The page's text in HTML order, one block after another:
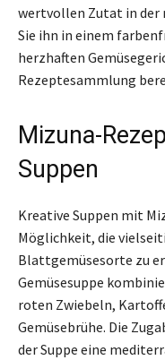
wertvollen Zutat in der
Sie ihn in einem
herzhaften
Rezeptesammlung
Mizuna-
Suppen
Kreative Suppen mit
Möglichkeit, die
Blattgemüsesorte zu
Gemüsesuppe
roten Zwiebeln,
Gemüsebrühe. Die
der Suppe eine